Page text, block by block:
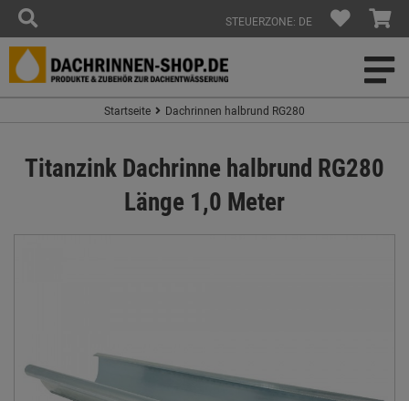
STEUERZONE: DE
Startseite Dachrinnen halbrund RG280
Titanzink Dachrinne halbrund RG280
Länge 1,0 Meter